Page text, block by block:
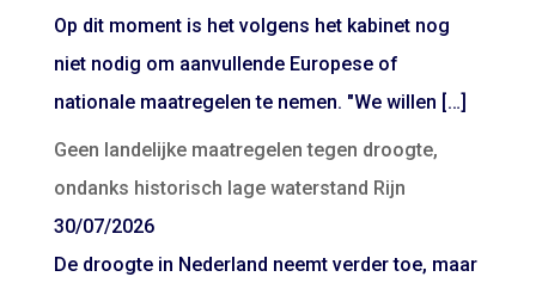
Op dit moment is het volgens het kabinet nog
niet nodig om aanvullende Europese of
nationale maatregelen te nemen. "We willen […]
Geen landelijke maatregelen tegen droogte,
ondanks historisch lage waterstand Rijn
30/07/2026
De droogte in Nederland neemt verder toe, maar